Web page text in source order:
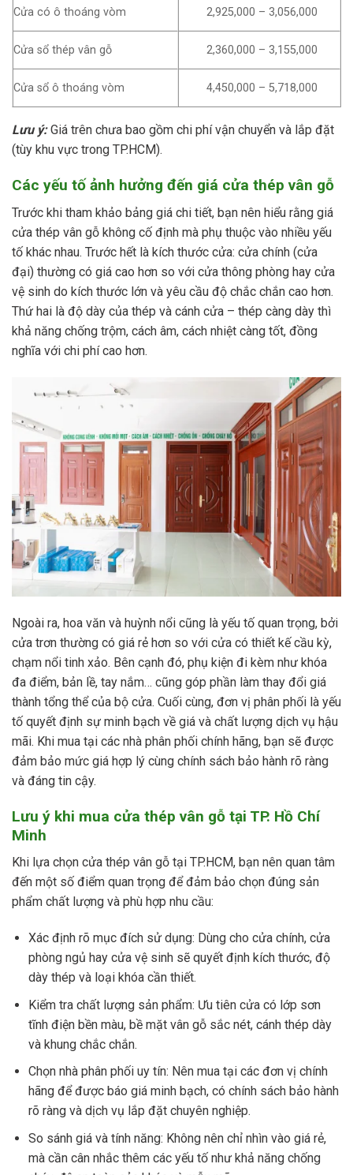
Cửa có ô thoáng vòm 2,925,000 – 3,056,000
Cửa sổ thép vân gỗ 2,360,000 – 3,155,000
Cửa sổ ô thoáng vòm 4,450,000 – 5,718,000
Lưu ý:Giá trên chưa bao gồm chi phí vận chuyển và lắp đặt
(tùy khu vực trong TP.HCM).
Các yếu tố ảnh hưởng đến giá cửa thép vân gỗ
Trước khi tham khảo bảng giá chi tiết, bạn nên hiểu rằng giá
cửa thép vân gỗ không cố định mà phụ thuộc vào nhiều yếu
tố khác nhau. Trước hết là kích thước cửa: cửa chính (cửa
đại) thường có giá cao hơn so với cửa thông phòng hay cửa
vệ sinh do kích thước lớn và yêu cầu độ chắc chắn cao hơn.
Thứ hai là độ dày của thép và cánh cửa – thép càng dày thì
khả năng chống trộm, cách âm, cách nhiệt càng tốt, đồng
nghĩa với chi phí cao hơn.
Ngoài ra, hoa văn và huỳnh nổi cũng là yếu tố quan trọng, bởi
cửa trơn thường có giá rẻ hơn so với cửa có thiết kế cầu kỳ,
chạm nổi tinh xảo. Bên cạnh đó, phụ kiện đi kèm như khóa
đa điểm, bản lề, tay nắm… cũng góp phần làm thay đổi giá
thành tổng thể của bộ cửa. Cuối cùng, đơn vị phân phối là yếu
tố quyết định sự minh bạch về giá và chất lượng dịch vụ hậu
mãi. Khi mua tại các nhà phân phối chính hãng, bạn sẽ được
đảm bảo mức giá hợp lý cùng chính sách bảo hành rõ ràng
và đáng tin cậy.
Lưu ý khi mua cửa thép vân gỗ tại TP. Hồ Chí
Minh
Khi lựa chọn cửa thép vân gỗ tại TP.HCM, bạn nên quan tâm
đến một số điểm quan trọng để đảm bảo chọn đúng sản
phẩm chất lượng và phù hợp nhu cầu:
Xác định rõ mục đích sử dụng: Dùng cho cửa chính, cửa
phòng ngủ hay cửa vệ sinh sẽ quyết định kích thước, độ
dày thép và loại khóa cần thiết.
Kiểm tra chất lượng sản phẩm: Ưu tiên cửa có lớp sơn
tĩnh điện bền màu, bề mặt vân gỗ sắc nét, cánh thép dày
và khung chắc chắn.
Chọn nhà phân phối uy tín: Nên mua tại các đơn vị chính
hãng để được báo giá minh bạch, có chính sách bảo hành
rõ ràng và dịch vụ lắp đặt chuyên nghiệp.
So sánh giá và tính năng: Không nên chỉ nhìn vào giá rẻ,
mà cần cân nhắc thêm các yếu tố như khả năng chống